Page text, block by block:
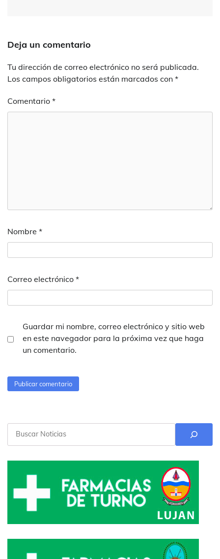
Deja un comentario
Tu dirección de correo electrónico no será publicada.
Los campos obligatorios están marcados con *
Comentario *
Nombre *
Correo electrónico *
Guardar mi nombre, correo electrónico y sitio web
en este navegador para la próxima vez que haga
un comentario.